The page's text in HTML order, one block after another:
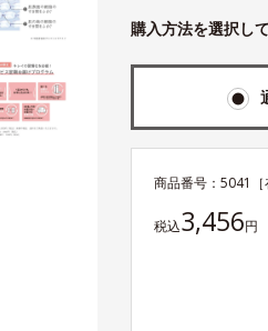
購入方法を選択し
商品番号： 5041
税込3,456円